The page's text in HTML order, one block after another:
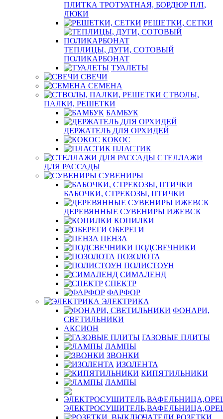
ПЛИТКА ТРОТУАТНАЯ, БОРДЮР П/П,
ЛЮКИ
РЕШЕТКИ, СЕТКИ
ТЕПЛИЦЫ, ДУГИ, СОТОВЫЙ
ПОЛИКАРБОНАТ
ТУАЛЕТЫ
СВЕЧИ
СЕМЕНА
СТВОЛЫ,
ПАЛКИ, РЕШЕТКИ
БАМБУК
ДЕРЖАТЕЛЬ ДЛЯ ОРХИДЕЙ
КОКОС
ПЛАСТИК
СТЕЛЛАЖИ
ДЛЯ РАССАДЫ
СУВЕНИРЫ
БАБОЧКИ, СТРЕКОЗЫ, ПТИЧКИ
ДЕРЕВЯННЫЕ СУВЕНИРЫ ИЖЕВСК
КОПИЛКИ
ОБЕРЕГИ
ПЕНЗА
ПОДСВЕЧНИКИ
ПОЗОЛОТА
ПОЛИСТОУН
СИМАЛЕНД
СПЕКТР
ФАРФОР
ЭЛЕКТРИКА
ФОНАРИ,
СВЕТИЛЬНИКИ
АКСИОН
ГАЗОВЫЕ ПЛИТЫ
ЛАМПЫ
ЗВОНКИ
ИЗОЛЕНТА
КИПЯТИЛЬНИКИ
ЛАМПЫ
РОЗЕТКИ,